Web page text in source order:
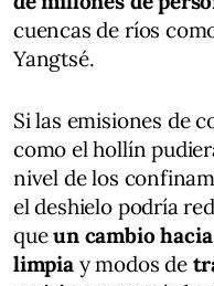
cuencas de ríos
Yangtsé.
Si las emisiones de
como el hollín
nivel de los
el deshielo podría
queun cambio
limpiay modos de